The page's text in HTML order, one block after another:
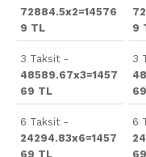
72884.5x2=14576
9 TL
3 Taksit -
48589.67x3=1457
69 TL
6 Taksit -
24294.83x6=1457
69 TL
9
3
6